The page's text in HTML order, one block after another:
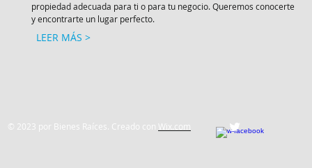
propiedad adecuada para ti o para tu negocio. Queremos conocerte
y encontrarte un lugar perfecto.
LEER MÁS >
© 2023 por Bienes Raíces. Creado con Wix.com